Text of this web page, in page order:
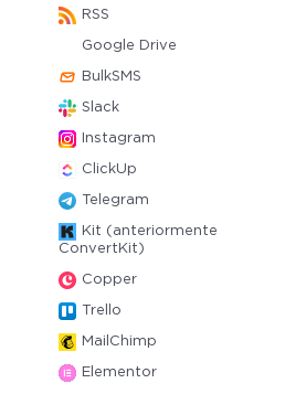
RSS
Google Drive
BulkSMS
Slack
Instagram
ClickUp
Telegram
Kit (anteriormente
ConvertKit)
Copper
Trello
MailChimp
Elementor